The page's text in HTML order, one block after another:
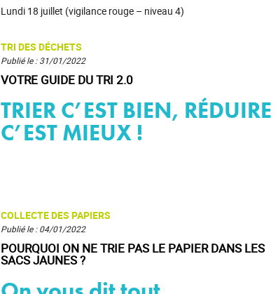
Lundi 18 juillet (vigilance rouge – niveau 4)
TRI DES DÉCHETS
Publié le : 31/01/2022
VOTRE GUIDE DU TRI 2.0
TRIER C’EST BIEN, RÉDUIRE
C’EST MIEUX !
COLLECTE DES PAPIERS
Publié le : 04/01/2022
POURQUOI ON NE TRIE PAS LE PAPIER DANS LES
SACS JAUNES ?